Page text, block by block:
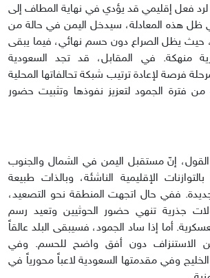
لرد فعل إقليمي قد يؤدي في نهاية المطاف إلى
ظل هذه المعادلة، سيدخل اليمن في حالة من
حيث يظل الصراع دون حسم نهائي، فيما يبقى
منهكة. في المقابل، قد تجد السعودية
فرصة لإعادة ترتيب شبكة تحالفاتها المحلية
فترة الجمود لتعزيز نفوذها وتثبيت حضور
إنّ مستقبل اليمن في الشمال والجنوب
الإقليمية الناشئة، وبالذات طبيعة
ففي حال اتجهت المنطقة نحو التصعيد،
جذرية تنهي حضور الحوثيين وتعيد رسم
أما إذا ساد الجمود، فسيبقى البلد عالقاً
الاستنزاف دون أفق واضح للحسم. وفي
وفي مقدمتها السعودية لاعباً محورياً في